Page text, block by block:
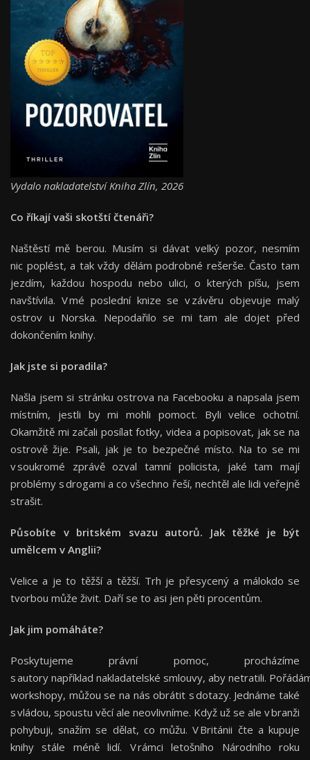
Vydalo nakladatelství Kniha Zlín, 2026
Co říkají vaši skotští čtenáři?
Naštěstí mě berou. Musím si dávat velký pozor, nesmím
nic poplést, a tak vždy dělám podrobné rešerše. Často tam
jezdím, každou hospodu nebo ulici, o kterých píšu, jsem
navštívila. V mé poslední knize se v závěru objevuje malý
ostrov u Norska. Nepodařilo se mi tam ale dojet před
dokončením knihy.
Jak jste si poradila?
Našla jsem si stránku ostrova na Facebooku a napsala jsem
místním, jestli by mi mohli pomoct. Byli velice ochotní.
Okamžitě mi začali posílat fotky, videa a popisovat, jak se na
ostrově žije. Psali, jak je to bezpečné místo. Na to se mi
v soukromé zprávě ozval tamní policista, jaké tam mají
problémy s drogami a co všechno řeší, nechtěl ale lidi veřejně
strašit.
Působíte v britském svazu autorů. Jak těžké je být
umělcem v Anglii?
Velice a je to těžší a těžší. Trh je přesycený a málokdo se
tvorbou může živit. Daří se to asi jen pěti procentům.
Jak jim pomáháte?
Poskytujeme právní pomoc, procházíme
s autory například nakladatelské smlouvy, aby netratili.
workshopy, můžou se na nás obrátit s dotazy. Jednáme také
s vládou, spoustu věcí ale neovlivníme. Když už se ale v branži
pohybuji, snažím se dělat, co můžu. V Británii čte a kupuje
knihy stále méně lidí. V rámci letošního Národního roku